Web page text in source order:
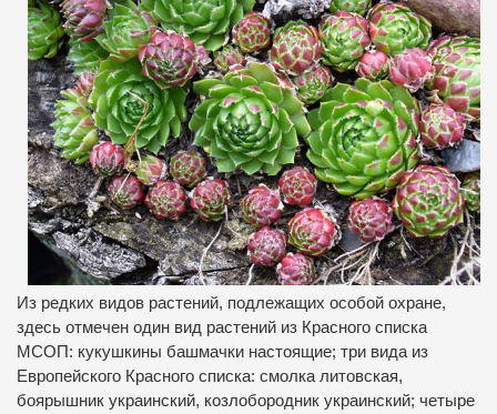
Из редких видов растений, подлежащих особой охране,
здесь отмечен один вид растений из Красного списка
МСОП: кукушкины башмачки настоящие; три вида из
Европейского Красного списка: смолка литовская,
боярышник украинский, козлобородник украинский; четыре